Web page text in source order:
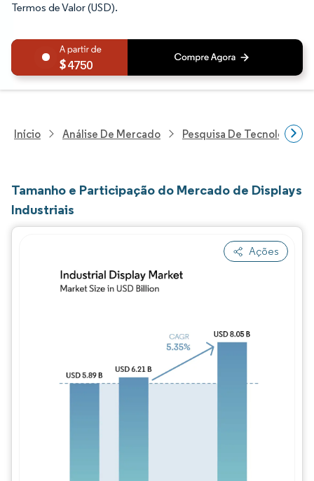
Termos de Valor (USD).
4750
Início Análise De Mercado Pesquisa De Tecnologia,
Tamanho e Participação do Mercado de Displays
Industriais
Ações